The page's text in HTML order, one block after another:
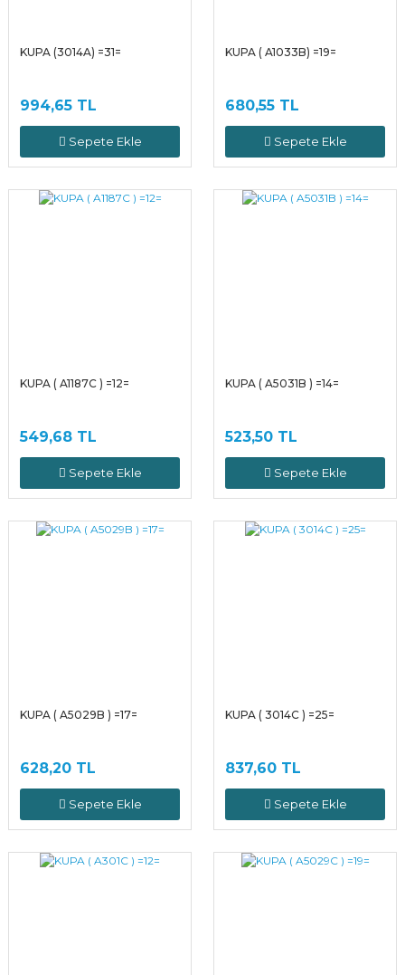
KUPA (3014A) =31=
994,65 TL
Sepete Ekle
KUPA ( A1033B) =19=
680,55 TL
Sepete Ekle
KUPA ( A1187C ) =12=
549,68 TL
Sepete Ekle
KUPA ( A5031B ) =14=
523,50 TL
Sepete Ekle
KUPA ( A5029B ) =17=
628,20 TL
Sepete Ekle
KUPA ( 3014C ) =25=
837,60 TL
Sepete Ekle